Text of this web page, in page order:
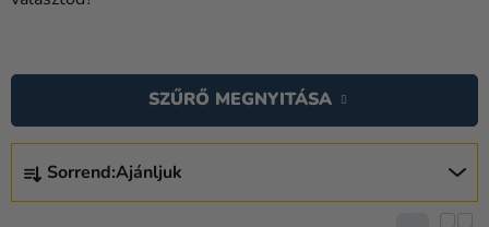
Ünnepek
E
R
Sorrend:Ajánljuk
SZŰRŐ MEGNYITÁSA
E
R
M
É
K